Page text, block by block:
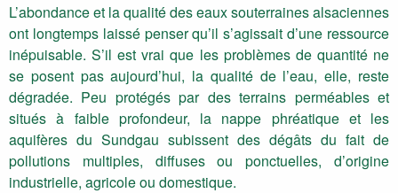
L’abondance et la qualité des eaux souterraines alsaciennes
ont longtemps laissé penser qu’il s’agissait d’une ressource
inépuisable. S’il est vrai que les problèmes de quantité ne
se posent pas aujourd’hui, la qualité de l’eau, elle, reste
dégradée. Peu protégés par des terrains perméables et
situés à faible profondeur, la nappe phréatique et les
aquifères du Sundgau subissent des dégâts du fait de
pollutions multiples, diffuses ou ponctuelles, d’origine
industrielle, agricole ou domestique.